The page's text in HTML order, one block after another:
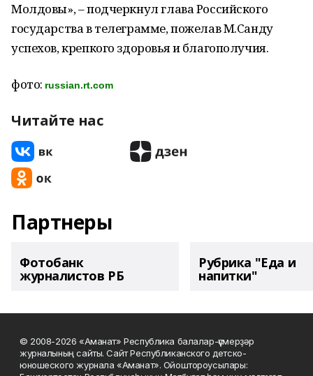
Молдовы», – подчеркнул глава Российского
государства в телеграмме, пожелав М.Санду
успехов, крепкого здоровья и благополучия.
фото: russian.rt.com
Читайте нас
Партнеры
Фотобанк
журналистов РБ
Рубрика "Еда и
напитки"
© 2008-2026 «Аманат» Республика балалар-үҫмерҙәр
журналының сайты. Сайт Республиканского детско-
юношеского журнала «Аманат». Ойоштороусылары: